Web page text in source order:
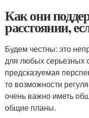
Как они
расстоянии,
Будем честны: это
для любых серьезных
предсказуемая
то возможности
очень важно иметь
общие планы.